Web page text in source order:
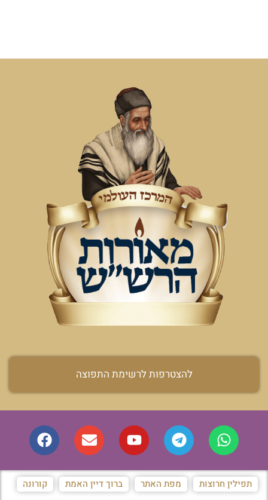
להצטרפות לרשימת התפוצה
תפילין חרוצות מפת האתר ברוך דיין האמת קורונה